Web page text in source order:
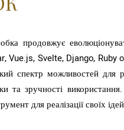
продовжує
Vue.js, Svelte, Django, Ruby
спектр можливостей для
та зручності
для реалізації своїх